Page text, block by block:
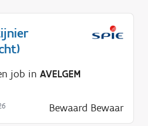
job in AVELGEM
Bewaard Bewaar